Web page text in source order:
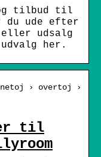
og tilbud til
du ude efter
udsalg
her.
› overtoj ›
til